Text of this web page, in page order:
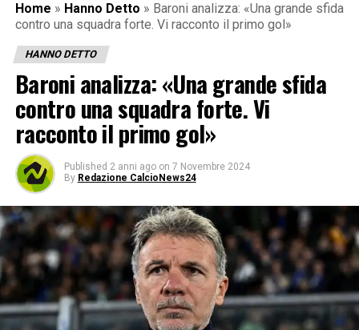
Home » Hanno Detto » Baroni analizza: «Una grande sfida
contro una squadra forte. Vi racconto il primo gol»
HANNO DETTO
Baroni analizza: «Una grande sfida
contro una squadra forte. Vi
racconto il primo gol»
Published 2 anni ago on 7 Novembre 2024
By Redazione CalcioNews24